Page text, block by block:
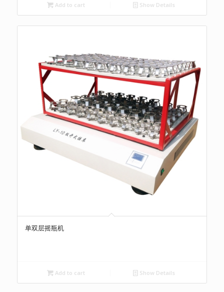
Add to cart Show Details
单双层摇瓶机
Add to cart Show Details